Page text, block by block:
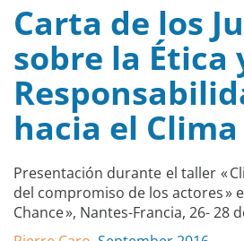
Carta de los
sobre la Ética
hacia el Clima
Presentación durante el taller «
del compromiso de los actores »
Chance », Nantes-Francia, 26- 28